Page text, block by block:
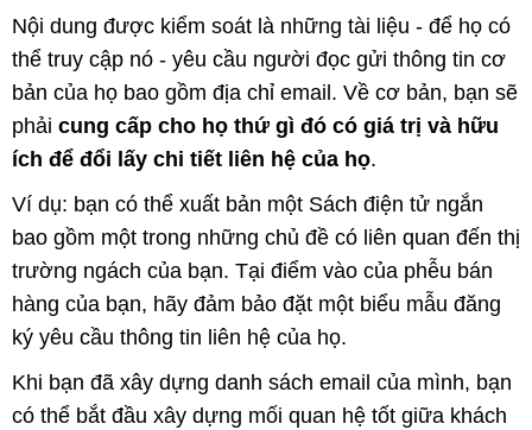
Nội dung được kiểm soát là những tài liệu - để họ có
thể truy cập nó - yêu cầu người đọc gửi thông tin cơ
bản của họ bao gồm địa chỉ email. Về cơ bản, bạn sẽ
phải cung cấp cho họ thứ gì đó có giá trị và hữu
ích để đổi lấy chi tiết liên hệ của họ.
Ví dụ: bạn có thể xuất bản một Sách điện tử ngắn
bao gồm một trong những chủ đề có liên quan đến thị
trường ngách của bạn. Tại điểm vào của phễu bán
hàng của bạn, hãy đảm bảo đặt một biểu mẫu đăng
ký yêu cầu thông tin liên hệ của họ.
Khi bạn đã xây dựng danh sách email của mình, bạn
có thể bắt đầu xây dựng mối quan hệ tốt giữa khách